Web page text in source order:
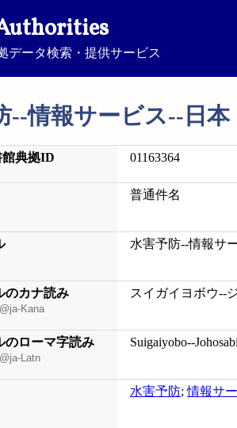
データ検索・提供サービス
--情報サービス--日本
館典拠ID 01163364
普通件名
水害予防--情報サ
のカナ読み
Kana
スイガイヨボウ--
のローマ字読み
Latn
Suigaiyobo--
水害予防;情報サ